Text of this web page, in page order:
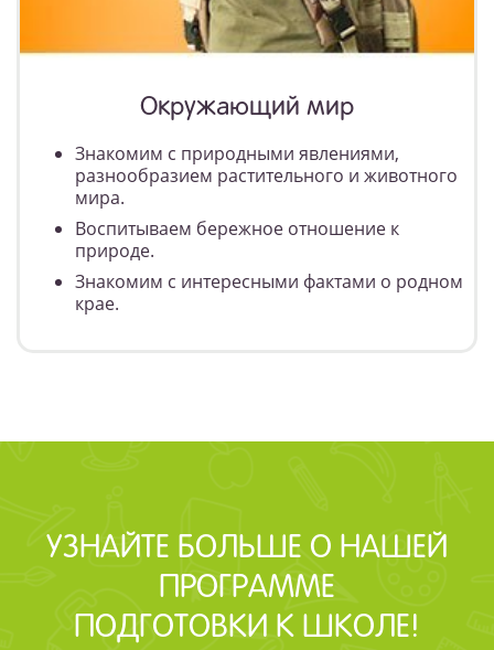
Окружающий мир
Знакомим с природными явлениями,
разнообразием растительного и животного
мира.
Воспитываем бережное отношение к
природе.
Знакомим с интересными фактами о родном
крае.
УЗНАЙТЕ БОЛЬШЕ О НАШЕЙ
ПРОГРАММЕ
ПОДГОТОВКИ К ШКОЛЕ!